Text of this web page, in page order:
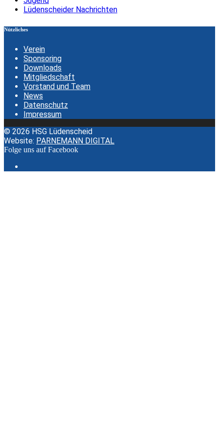
Lüdenscheider Nachrichten
Nützliches
Verein
Sponsoring
Downloads
Mitgliedschaft
Vorstand und Team
News
Datenschutz
Impressum
© 2026 HSG Lüdenscheid
Website: PARNEMANN DIGITAL
Folge uns auf Facebook